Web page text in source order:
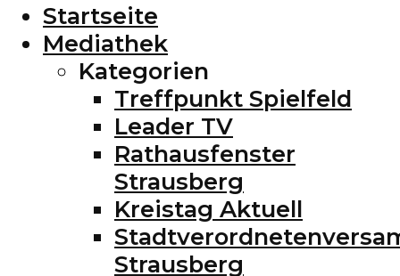
Startseite
Mediathek
Kategorien
Treffpunkt Spielfeld
Leader TV
Rathausfenster
Strausberg
Kreistag Aktuell
Strausberg